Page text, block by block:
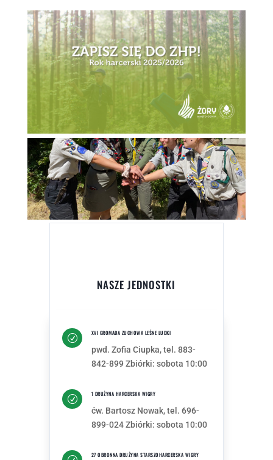
NASZE JEDNOSTKI
R
XVI GROMADA ZUCHOWA LEŚNE LUDKI
pwd. Zofia Ciupka, tel. 883-
842-899 Zbiórki: sobota 10:00
R
1 DRUŻYNA HARCERSKA WIGRY
ćw. Bartosz Nowak, tel. 696-
899-024 Zbiórki: sobota 10:00
27 OBRONNA DRUŻYNA STARSZOHARCERSKA WIGRY